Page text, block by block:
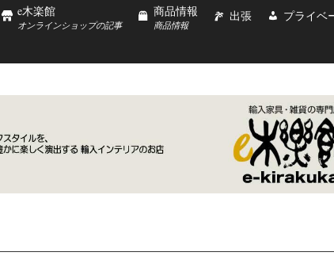
e木楽館
オンラインショップの記事
商品情報
商品情報
出張 プライベ